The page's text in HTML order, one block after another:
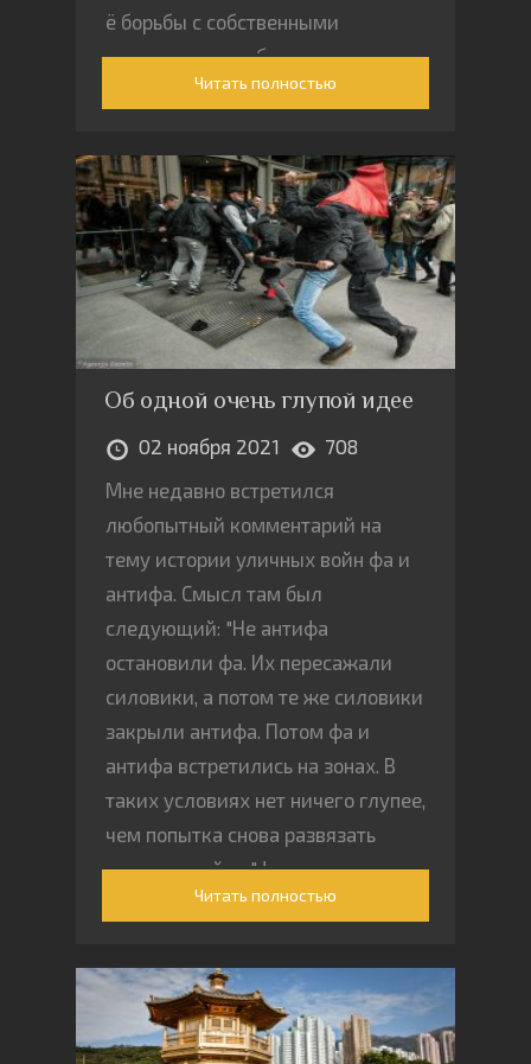
ё борьбы с собственными
восставшими рабочими и
безработной молодежью
Читать полностью
Об одной очень глупой идее
02 ноября 2021
708
Мне недавно встретился
любопытный комментарий на
тему истории уличных войн фа и
антифа. Смысл там был
следующий: "Не антифа
остановили фа. Их пересажали
силовики, а потом те же силовики
закрыли антифа. Потом фа и
антифа встретились на зонах. В
таких условиях нет ничего глупее,
чем попытка снова развязать
уличную войну "фа против
антифа" или наоборот"”
Читать полностью